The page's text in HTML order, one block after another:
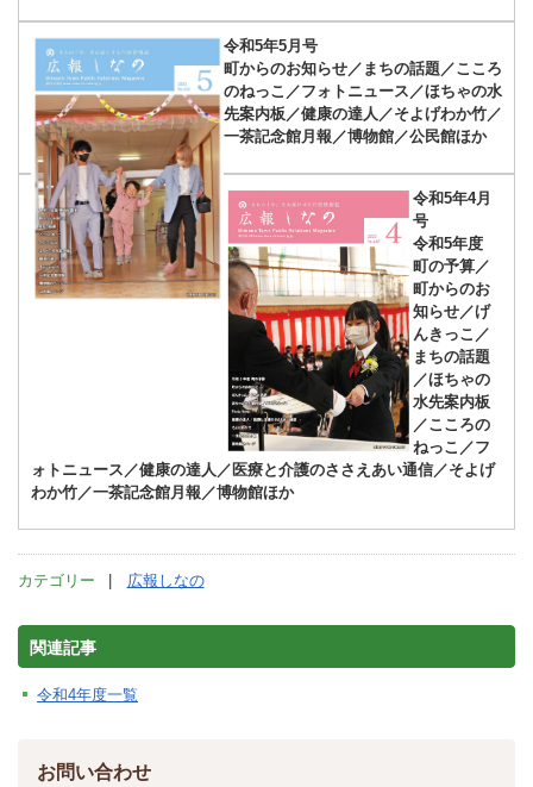
令和5年5月号
町からのお知らせ／まちの話題／こころ
のねっこ／フォトニュース／ほちゃの水
先案内板／健康の達人／そよげわか竹／
一茶記念館月報／博物館／公民館ほか
令和5年4月
号
令和5年度
町の予算／
町からのお
知らせ／げ
んきっこ／
まちの話題
／ほちゃの
水先案内板
／こころの
ねっこ／フ
ォトニュース／健康の達人／医療と介護のささえあい通信／そよげ
わか竹／一茶記念館月報／博物館ほか
カテゴリー 広報しなの
関連記事
令和4年度一覧
お問い合わせ